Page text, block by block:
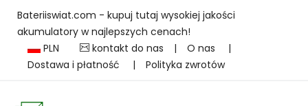
Bateriiswiat.com - kupuj tutaj wysokiej jakości
akumulatory w najlepszych cenach!
PLN
kontakt do nas | O nas
|
Dostawa i płatność
| Polityka zwrotów